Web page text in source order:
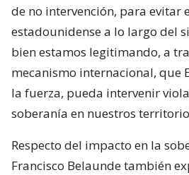
de no intervención, para evitar
estadounidense a lo largo del
bien estamos legitimando, a
mecanismo internacional, que
la fuerza, pueda intervenir
soberanía en nuestros
Respecto del impacto en la
Francisco Belaunde también